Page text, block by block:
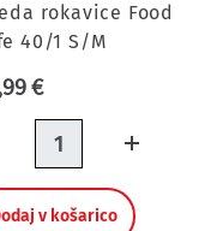
rokavice Food
40/1 S/M
€
Količina
v košarico